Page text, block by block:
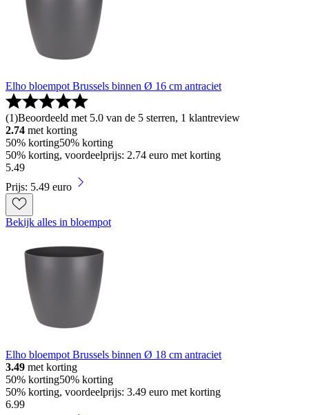
Elho bloempot Brussels binnen Ø 16 cm antraciet
(1)Beoordeeld met 5.0 van de 5 sterren, 1 klantreview
2.74 met korting
50% korting50% korting
50% korting, voordeelprijs: 2.74 euro met korting
5.49
Prijs: 5.49 euro
Bekijk alles in bloempot
Elho bloempot Brussels binnen Ø 18 cm antraciet
3.49 met korting
50% korting50% korting
50% korting, voordeelprijs: 3.49 euro met korting
6.99